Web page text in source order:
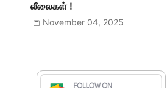
லீலைகள் !
November 04, 2025